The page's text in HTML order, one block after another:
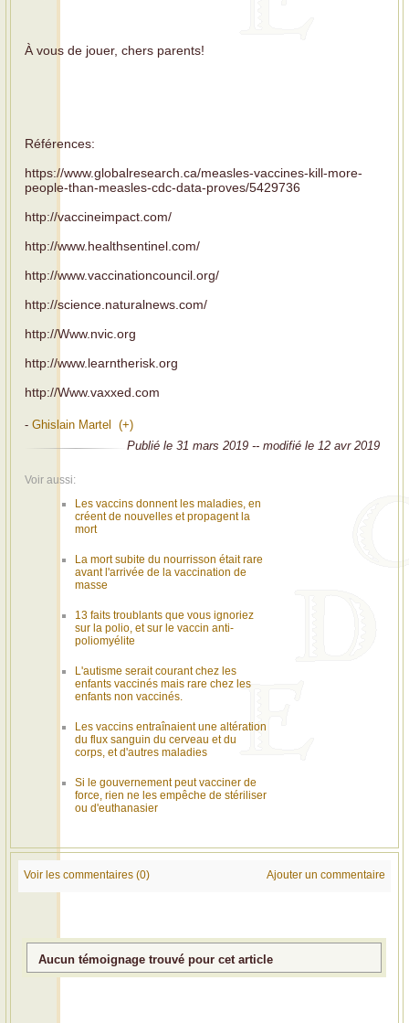
À vous de jouer, chers parents!
Références:
https://www.globalresearch.ca/measles-vaccines-kill-more-
people-than-measles-cdc-data-proves/5429736
http://vaccineimpact.com/
http://www.healthsentinel.com/
http://www.vaccinationcouncil.org/
http://science.naturalnews.com/
http://Www.nvic.org
http://www.learntherisk.org
http://Www.vaxxed.com
- Ghislain Martel (+)
Publié le 31 mars 2019 -- modifié le 12 avr 2019
Voir aussi:
Les vaccins donnent les maladies, en
créent de nouvelles et propagent la
mort
La mort subite du nourrisson était rare
avant l'arrivée de la vaccination de
masse
13 faits troublants que vous ignoriez
sur la polio, et sur le vaccin anti-
poliomyélite
L'autisme serait courant chez les
enfants vaccinés mais rare chez les
enfants non vaccinés.
Les vaccins entraînaient une altération
du flux sanguin du cerveau et du
corps, et d'autres maladies
Si le gouvernement peut vacciner de
force, rien ne les empêche de stériliser
ou d'euthanasier
Voir les commentaires (0) Ajouter un commentaire
Aucun témoignage trouvé pour cet article